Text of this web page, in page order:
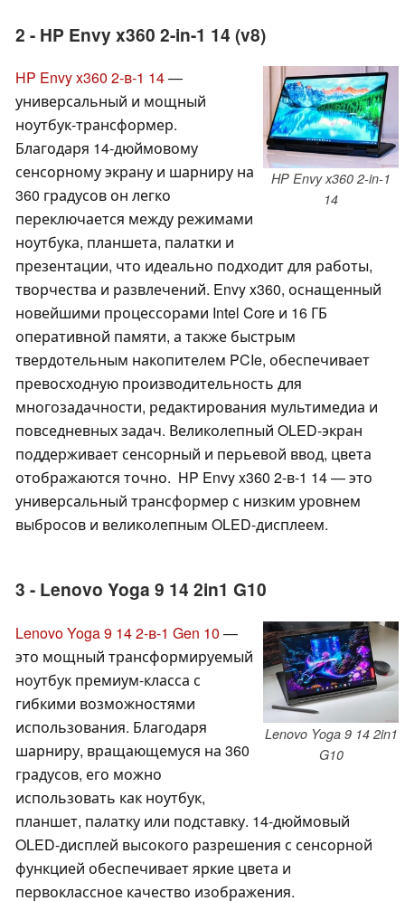
2 - HP Envy x360 2-in-1 14 (v8)
HP Envy x360 2-in-1
14
HP Envy x360 2-в-1 14—
универсальный и мощный
ноутбук-трансформер.
Благодаря 14-дюймовому
сенсорному экрану и шарниру на
360 градусов он легко
переключается между режимами
ноутбука, планшета, палатки и
презентации, что идеально подходит для работы,
творчества и развлечений. Envy x360, оснащенный
новейшими процессорами Intel Core и 16 ГБ
оперативной памяти, а также быстрым
твердотельным накопителем PCIe, обеспечивает
превосходную производительность для
многозадачности, редактирования мультимедиа и
повседневных задач. Великолепный OLED-экран
поддерживает сенсорный и перьевой ввод, цвета
отображаются точно. HP Envy x360 2-в-1 14 — это
универсальный трансформер с низким уровнем
выбросов и великолепным OLED-дисплеем.
3 - Lenovo Yoga 9 14 2in1 G10
Lenovo Yoga 9 14 2in1
G10
Lenovo Yoga 9 14 2-в-1 Gen 10 —
это мощный трансформируемый
ноутбук премиум-класса с
гибкими возможностями
использования. Благодаря
шарниру, вращающемуся на 360
градусов, его можно
использовать как ноутбук,
планшет, палатку или подставку. 14-дюймовый
OLED-дисплей высокого разрешения с сенсорной
функцией обеспечивает яркие цвета и
первоклассное качество изображения.